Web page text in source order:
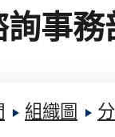
事務
組織圖